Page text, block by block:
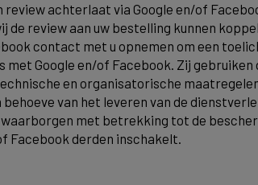
achterlaat via Google en/of
review aan uw bestelling kunnen
contact met u opnemen om een
Google en/of Facebook. Zij
en organisatorische
van het leveren van de
met betrekking tot de
Facebook derden inschakelt.